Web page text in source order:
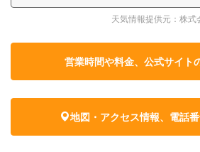
天気情報提供元：株
営業時間や料金、公式サイト
地図・アクセス情報、電話